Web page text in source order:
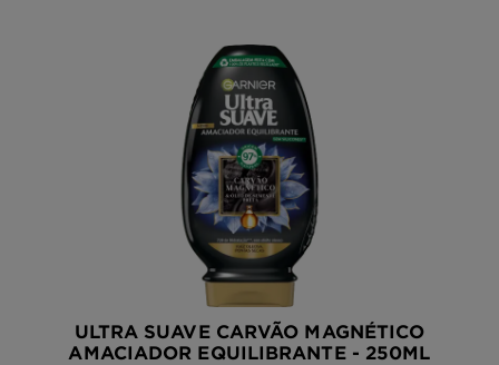
ULTRA SUAVE CARVÃO MAGNÉTICO
AMACIADOR EQUILIBRANTE - 250ML